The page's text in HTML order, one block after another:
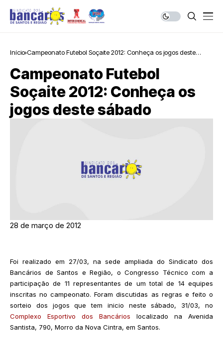
Início Campeonato Futebol Soçaite 2012: Conheça os jogos deste
Campeonato Futebol
Soçaite 2012: Conheça os
jogos deste sábado
28 de março de 2012
Foi realizado em 27/03, na sede ampliada do Sindicato dos
Bancários de Santos e Região, o Congresso Técnico com a
participação de 11 representantes de um total de 14 equipes
inscritas no campeonato. Foram discutidas as regras e feito o
sorteio dos jogos que tem inicio neste sábado, 31/03, no
Complexo Esportivo dos Bancários localizado na Avenida
Santista, 790, Morro da Nova Cintra, em Santos.